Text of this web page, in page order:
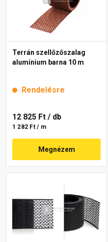
Terrán szellőzőszalag
alumínium barna 10 m
Rendelésre
12 825 Ft / db
1 282 Ft / m
Megnézem